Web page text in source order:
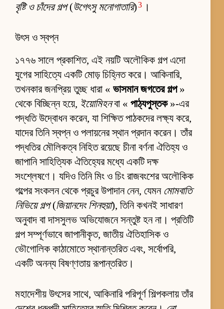
বৃষ্টি ও চাঁদের গল্প(উগেৎসু মনোগাতারি)3 ।
উৎস ও স্বপ্ন
১৭৭৬ সালে প্রকাশিত, এই নয়টি অলৌকিক গল্প এদো
যুগের সাহিত্যে একটি মোড় চিহ্নিত করে। আকিনারি,
তখনকার জনপ্রিয় তুচ্ছ ধারা « ভাসমান জগতের গল্প»
থেকে বিচ্ছিন্ন হয়ে, ইয়োমিহনবা « পাঠ্যপুস্তক»-এর
পদ্ধতি উদ্বোধন করেন, যা শিক্ষিত পাঠকদের লক্ষ্য করে,
যাদের তিনি স্বপ্ন ও পলায়নের স্থান প্রদান করেন। তাঁর
পদ্ধতির মৌলিকত্ব নিহিত রয়েছে চীনা বর্ণনা ঐতিহ্য ও
জাপানি সাহিত্যিক ঐতিহ্যের মধ্যে একটি দক্ষ
সংশ্লেষণে। যদিও তিনি মিং ও চিং রাজবংশের অলৌকিক
গল্পের সংকলন থেকে প্রচুর উপাদান নেন, যেমন মোমবাতি
নিভিয়ে গল্প(জিয়ানদেং শিনহুয়া), তিনি কখনই সাধারণ
অনুবাদ বা দাসসুলভ অভিযোজনে সন্তুষ্ট হন না। প্রতিটি
গল্প সম্পূর্ণভাবে জাপানীকৃত, জাতীয় ঐতিহাসিক ও
ভৌগোলিক কাঠামোতে স্থানান্তরিত এবং, সর্বোপরি,
একটি অনন্য বিষণ্ণতায় রূপান্তরিত।
মহাদেশীয় উৎসের সাথে, আকিনারি পরিপূর্ণ শিল্পকলায় তাঁর